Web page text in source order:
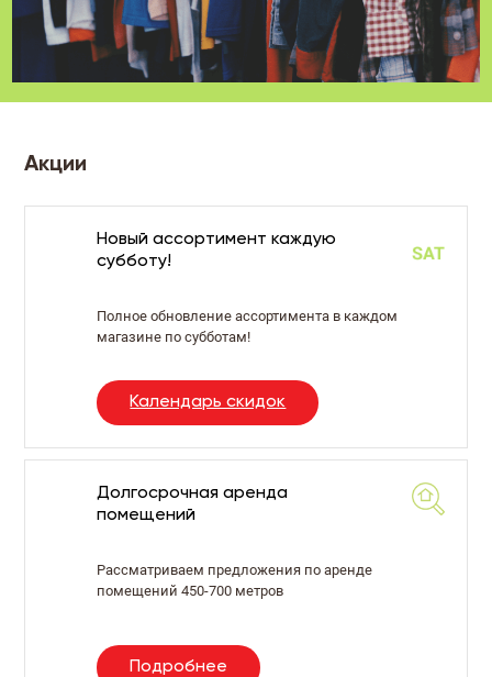
Акции
Новый ассортимент каждую
субботу!
Полное обновление ассортимента в каждом
магазине по субботам!
Календарь скидок
Долгосрочная аренда
помещений
Рассматриваем предложения по аренде
помещений 450-700 метров
Подробнее